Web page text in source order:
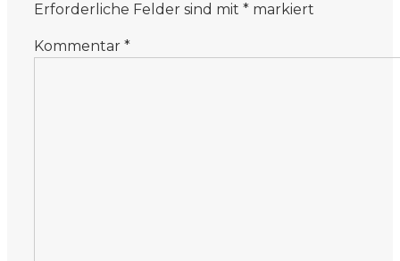
Erforderliche Felder sind mit * markiert
Kommentar *